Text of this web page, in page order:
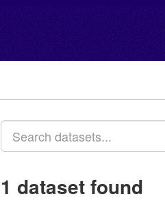
1 dataset found